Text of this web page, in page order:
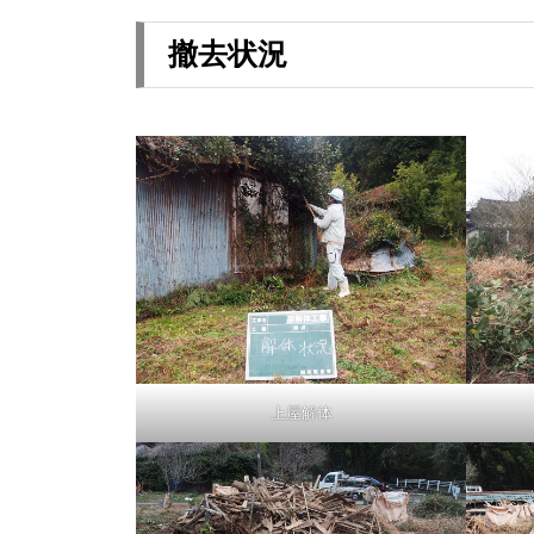
撤去状況
上屋解体